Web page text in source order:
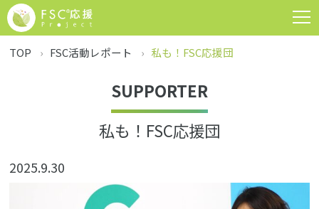
TOP FSC活動レポート 私も！FSC応援団
SUPPORTER
私も！FSC応援団
2025.9.30